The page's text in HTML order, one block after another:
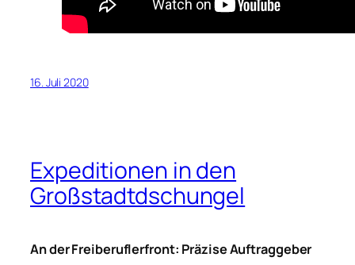
16. Juli 2020
Expeditionen in den
Großstadtdschungel
An der Freiberuflerfront: Präzise Auftraggeber